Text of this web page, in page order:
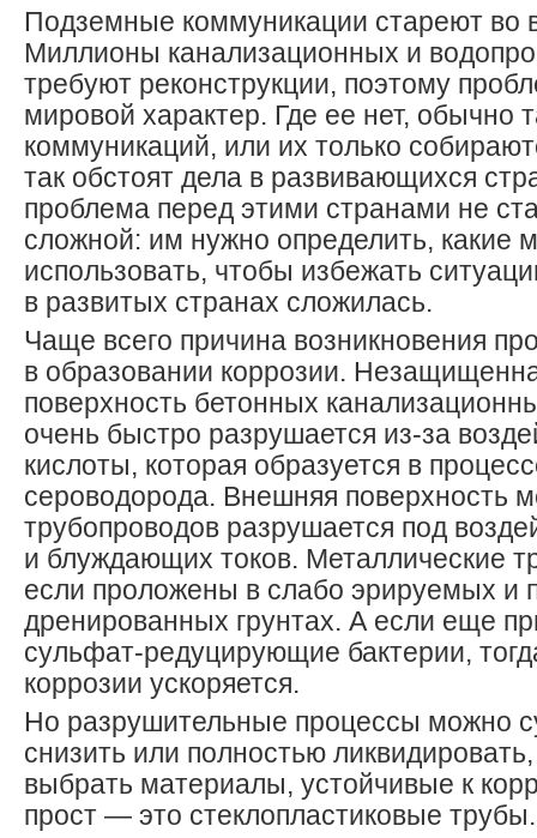
Подземные коммуникации стареют во
Миллионы канализационных и
требуют реконструкции, поэтому
мировой характер. Где ее нет, обычно
коммуникаций, или их только
так обстоят дела в развивающихся
проблема перед этими странами не
сложной: им нужно определить, какие
использовать, чтобы избежать
в развитых странах сложилась.
Чаще всего причина возникновения
в образовании коррозии.
поверхность бетонных
очень быстро разрушается из-за
кислоты, которая образуется в
сероводорода. Внешняя поверхность
трубопроводов разрушается под
и блуждающих токов. Металлические
если проложены в слабо эрируемых и
дренированных грунтах. А если еще
сульфат-редуцирующие бактерии,
коррозии ускоряется.
Но разрушительные процессы можно
снизить или полностью
выбрать материалы, устойчивые к
прост — это стеклопластиковые трубы.